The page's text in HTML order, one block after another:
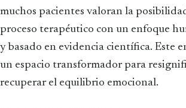
muchos pacientes valoran la
proceso terapéutico con un enfoque
y basado en evidencia científica. Este
un espacio transformador para
recuperar el equilibrio emocional.